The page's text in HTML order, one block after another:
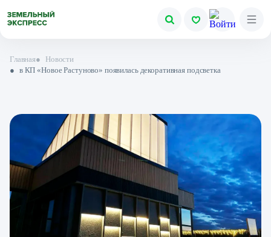
Главная●
Новости
● в КП «Новое Растуново» появилась декоративная подсветка